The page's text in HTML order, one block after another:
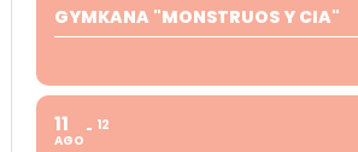
GYMKANA "MONSTRUOS Y CIA"
11
AGO
12